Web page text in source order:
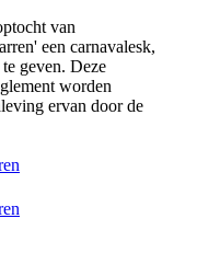
van
een carnavalesk,
geven. Deze
worden
ervan door de